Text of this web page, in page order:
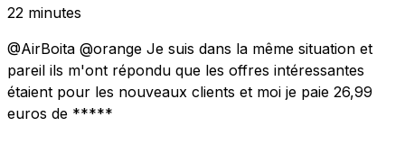
22 minutes
@AirBoita @orange Je suis dans la même situation et
pareil ils m'ont répondu que les offres intéressantes
étaient pour les nouveaux clients et moi je paie 26,99
euros de *****